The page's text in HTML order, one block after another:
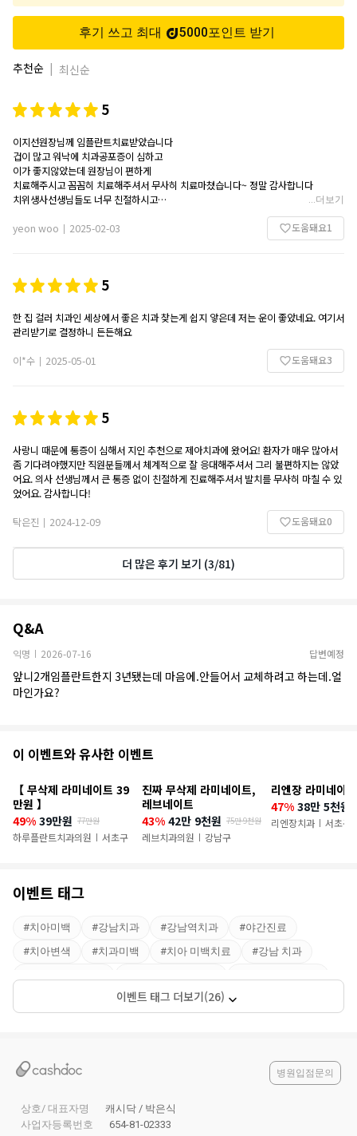
후기 쓰고 최대 5000포인트 받기
추천순 | 최신순
5
이지선원장님께 임플란트치료받았습니다
겁이 많고 워낙에 치과공포증이 심하고
이가 좋지않았는데 원장님이 편하게
치료해주시고 꼼꼼히 치료해주셔서 무사히 치료마쳤습니다~ 정말 감사합니다
치위생사선생님들도 너무 친절하시고
실력짱인곳입니다! 다만 워낙 유명하고 환자가 많다보니 대기가 좀있고 예약하기가 좀
...더보기
yeon woo 2025-02-03 도움돼요1
5
한 집 걸러 치과인 세상에서 좋은 치과 찾는게 쉽지 앟은데 저는 운이 좋았네요. 여기서
관리받기로 결정하니 든든해요
이*수
2025-05-01 도움돼요3
5
사랑니 때문에 통증이 심해서 지인 추천으로 제아치과에 왔어요! 환자가 매우 많아서
좀 기다려야했지만 직원분들께서 체계적으로 잘 응대해주셔서 그리 불편하지는 않았
어요. 의사 선생님께서 큰 통증 없이 친절하게 진료해주셔서 발치를 무사히 마칠 수 있
었어요. 감사합니다!
탁은진
2024-12-09 도움돼요0
더 많은 후기 보기 (3/81)
Q&A
익명 | 2026-07-16 답변예정
앞니2개임플란트한지 3년됐는데 마음에.안들어서 교체하려고 하는데.얼
마인가요?
추
이
벤
이 이벤트와 유사한 이벤트
【 무삭제 라미네이트 39
만원 】
49% 39만원 77만원
하루플란트치과의원 | 서초구
진짜 무삭제 라미네이트,
레브네이트
43% 42만 9천원 75만 9천원
레브치과의원 | 강남구
리엔장 라미네이트
47% 38만 5천원
리엔장치과 | 서초구
이벤트 태그
#치아미백 #강남치과 #강남역치과 #야간진료
#치아변색 #치과미백 #치아 미백치료 #강남 치과
#치아라미네이트
#덧니 라미네이트
# 라미네이트 전후 #강남라미네이트
이벤트 태그 더보기(26)
병원입점문의
상호/ 대표자명
캐시닥 / 박은식
사업자등록번호
654-81-02333